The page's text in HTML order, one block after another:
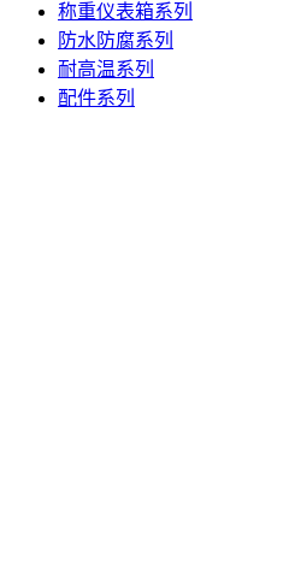
称重仪表箱系列
防水防腐系列
耐高温系列
配件系列